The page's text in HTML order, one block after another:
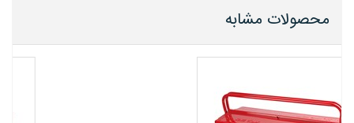
محصولات مشابه